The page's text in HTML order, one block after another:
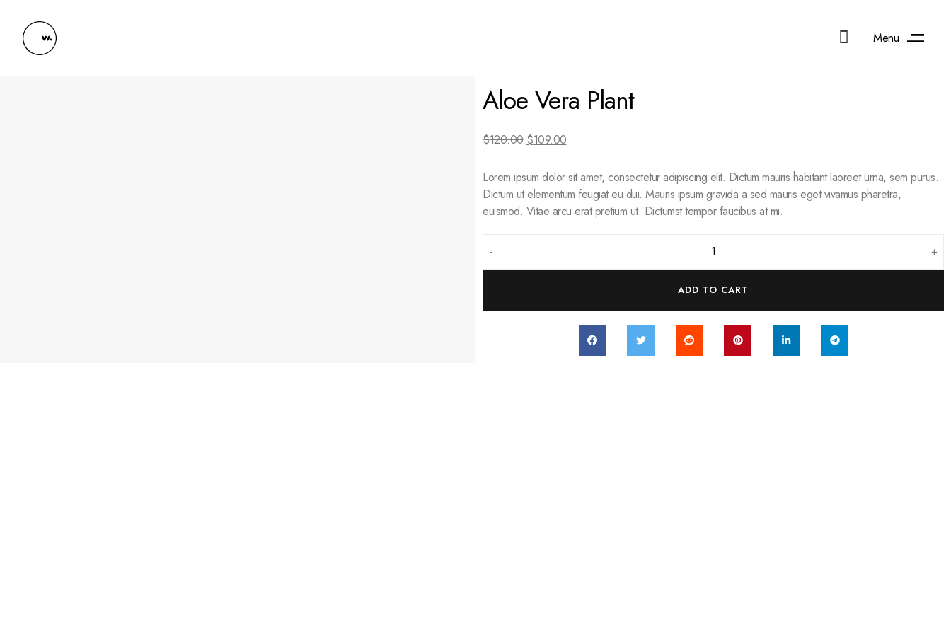
Menu
Aloe Vera Plant
$120.00 $109.00
Lorem ipsum dolor sit amet, consectetur adipiscing elit. Dictum mauris habitant laoreet urna, sem purus.
Dictum ut elementum feugiat eu dui. Mauris ipsum gravida a sed mauris eget vivamus pharetra,
euismod. Vitae arcu erat pretium ut. Dictumst tempor faucibus at mi.
+
-
ADD TO CART